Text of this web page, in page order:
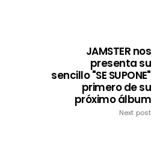
JAMSTER nos
presenta su
sencillo "SE SUPONE"
primero de su
próximo álbum
Next post